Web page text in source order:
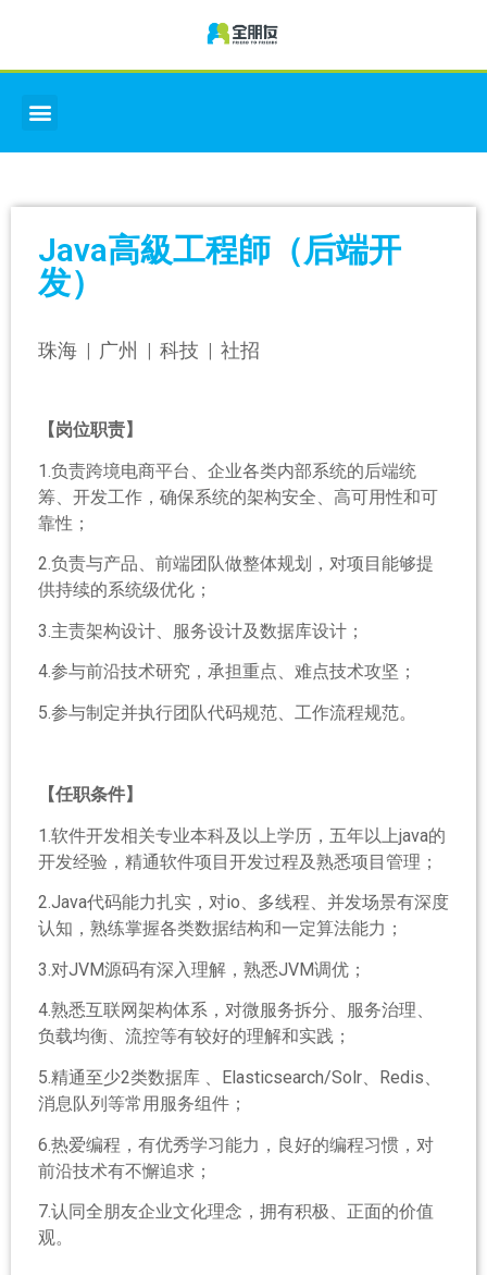
Java高級工程師（后端开
发）
珠海 | 广州 | 科技 | 社招
【岗位职责】
1.负责跨境电商平台、企业各类内部系统的后端统
筹、开发工作，确保系统的架构安全、高可用性和可
靠性；
2.负责与产品、前端团队做整体规划，对项目能够提
供持续的系统级优化；
3.主责架构设计、服务设计及数据库设计；
4.参与前沿技术研究，承担重点、难点技术攻坚；
5.参与制定并执行团队代码规范、工作流程规范。
【任职条件】
1.软件开发相关专业本科及以上学历，五年以上java的
开发经验，精通软件项目开发过程及熟悉项目管理；
2.Java代码能力扎实，对io、多线程、并发场景有深度
认知，熟练掌握各类数据结构和一定算法能力；
3.对JVM源码有深入理解，熟悉JVM调优；
4.熟悉互联网架构体系，对微服务拆分、服务治理、
负载均衡、流控等有较好的理解和实践；
5.精通至少2类数据库 、Elasticsearch/Solr、Redis、
消息队列等常用服务组件；
6.热爱编程，有优秀学习能力，良好的编程习惯，对
前沿技术有不懈追求；
7.认同全朋友企业文化理念，拥有积极、正面的价值
观。